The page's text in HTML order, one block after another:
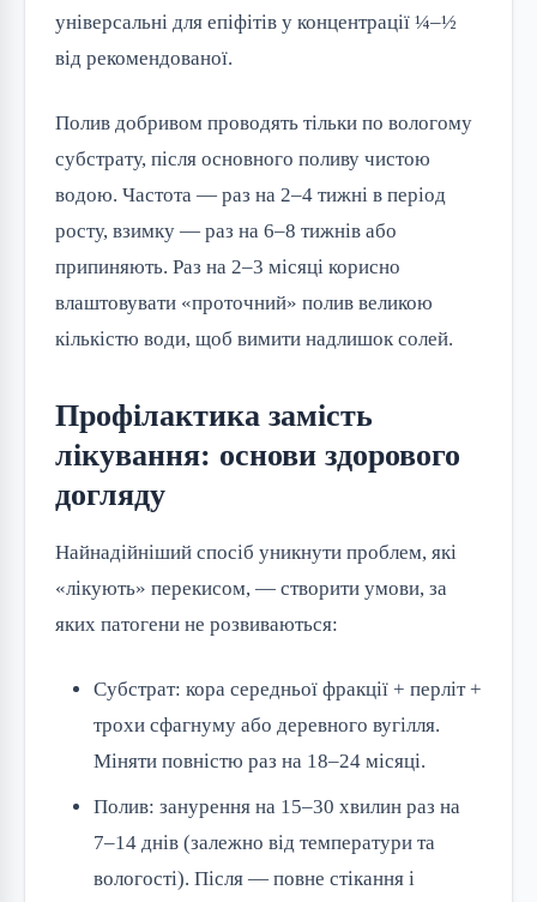
універсальні для епіфітів у концентрації ¼–½
від рекомендованої.
Полив добривом проводять тільки по вологому
субстрату, після основного поливу чистою
водою. Частота — раз на 2–4 тижні в період
росту, взимку — раз на 6–8 тижнів або
припиняють. Раз на 2–3 місяці корисно
влаштовувати «проточний» полив великою
кількістю води, щоб вимити надлишок солей.
Профілактика замість
лікування: основи здорового
догляду
Найнадійніший спосіб уникнути проблем, які
«лікують» перекисом, — створити умови, за
яких патогени не розвиваються:
Субстрат: кора середньої фракції + перліт +
трохи сфагнуму або деревного вугілля.
Міняти повністю раз на 18–24 місяці.
Полив: занурення на 15–30 хвилин раз на
7–14 днів (залежно від температури та
вологості). Після — повне стікання і